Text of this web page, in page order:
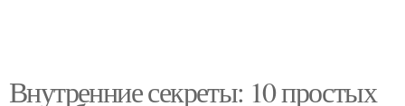
Внутренние секреты: 10 простых